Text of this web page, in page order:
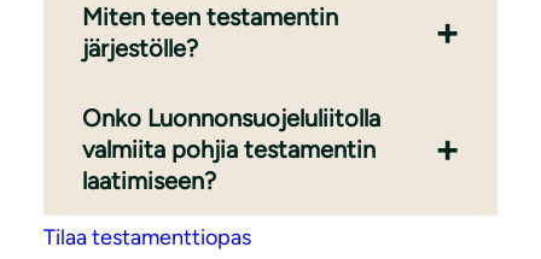
Miten teen testamentin
järjestölle?
Onko Luonnonsuojeluliitolla
valmiita pohjia testamentin
laatimiseen?
Tilaa testamenttiopas